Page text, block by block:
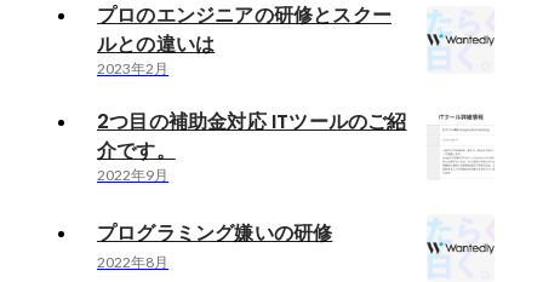
プロのエンジニアの研修とスクー
ルとの違いは
2023年2月
2つ目の補助金対応 ITツールのご紹
介です。
2022年9月
プログラミング嫌いの研修
2022年8月